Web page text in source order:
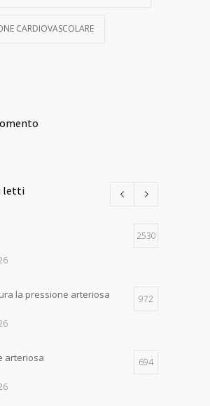
CARDIOVASCOLARE
letti
2530
la pressione arteriosa 972
arteriosa 694